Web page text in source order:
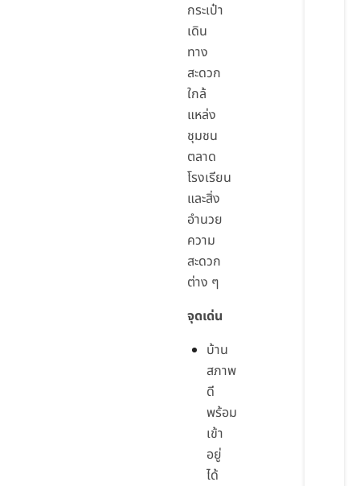
กระเป๋า
เดิน
ทาง
สะดวก
ใกล้
แหล่ง
ชุมชน
ตลาด
โรงเรียน
และสิ่ง
อำนวย
ความ
สะดวก
ต่าง ๆ
จุดเด่น
บ้าน
สภาพ
ดี
พร้อม
เข้า
อยู่
ได้